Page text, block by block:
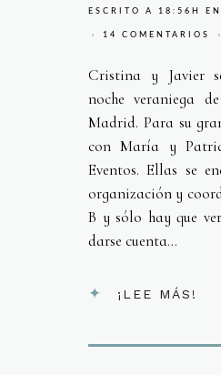
ESCRITO A 18:56H
14 COMENTARIOS
Cristina y Javier
noche veraniega
Madrid. Para su
con María y
Eventos. Ellas se
organización y
B y sólo hay que
darse cuenta...
¡LEE MÁS!